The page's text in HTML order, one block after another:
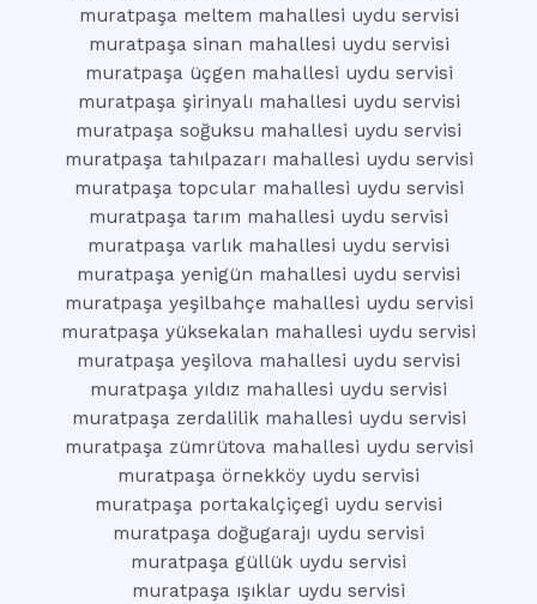
muratpaşa meltem mahallesi uydu servisi
muratpaşa sinan mahallesi uydu servisi
muratpaşa üçgen mahallesi uydu servisi
muratpaşa şirinyalı mahallesi uydu servisi
muratpaşa soğuksu mahallesi uydu servisi
muratpaşa tahılpazarı mahallesi uydu servisi
muratpaşa topcular mahallesi uydu servisi
muratpaşa tarım mahallesi uydu servisi
muratpaşa varlık mahallesi uydu servisi
muratpaşa yenigün mahallesi uydu servisi
muratpaşa yeşilbahçe mahallesi uydu servisi
muratpaşa yüksekalan mahallesi uydu servisi
muratpaşa yeşilova mahallesi uydu servisi
muratpaşa yıldız mahallesi uydu servisi
muratpaşa zerdalilik mahallesi uydu servisi
muratpaşa zümrütova mahallesi uydu servisi
muratpaşa örnekköy uydu servisi
muratpaşa portakalçiçegi uydu servisi
muratpaşa doğugarajı uydu servisi
muratpaşa güllük uydu servisi
muratpaşa ışıklar uydu servisi